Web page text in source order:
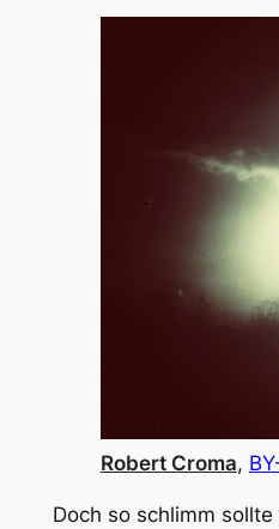
Robert Croma,
Doch so schlimm